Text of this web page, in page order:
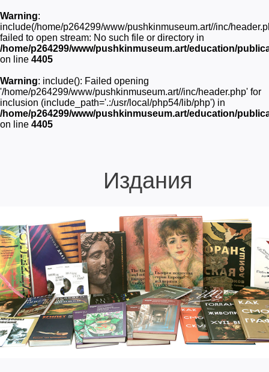
Warning:
include(/home/p264299/www/pushkinmuseum.art//inc/
failed to open stream: No such file or directory in
/home/p264299/www/pushkinmuseum.art/education/
on line 4405
Warning: include(): Failed opening
'/home/p264299/www/pushkinmuseum.art//inc/header.php' for
inclusion (include_path='.:/usr/local/php54/lib/php') in
/home/p264299/www/pushkinmuseum.art/education/
on line 4405
Издания